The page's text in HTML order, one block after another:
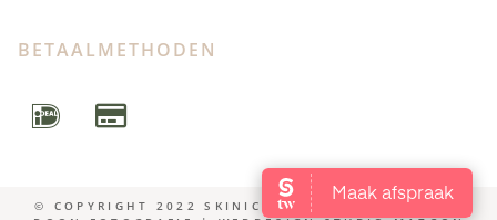
BETAALMETHODEN
© COPYRIGHT 2022 SKINICS | FOTOSHOOT WENDY